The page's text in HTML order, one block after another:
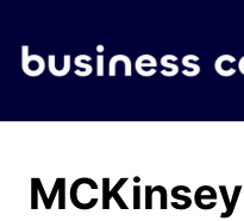
MCKinsey